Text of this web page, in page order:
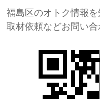
福島区のオトク情報
取材依頼などお問い合